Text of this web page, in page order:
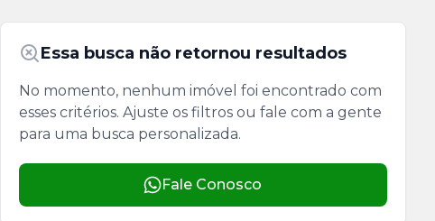
Essa busca não retornou resultados
No momento, nenhum imóvel foi encontrado com
esses critérios. Ajuste os filtros ou fale com a gente
para uma busca personalizada.
Fale Conosco